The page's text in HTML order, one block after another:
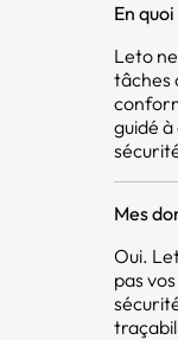
En
Leto
tâches
guidé
Mes
Oui.
pas